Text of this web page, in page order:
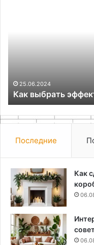
25.06.2024
Как выбрать
Последние
Как